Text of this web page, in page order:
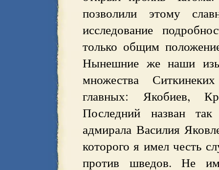
позволили этому
исследование
только общим
Нынешние же наши
множества
главных: Якобиев,
Последний назван
адмирала Василия
которого я имел честь
против шведов. Не